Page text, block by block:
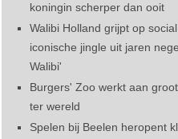
koningin scherper dan ooit
Walibi Holland grijpt op
iconische jingle uit jaren
Walibi'
Burgers' Zoo werkt aan
ter wereld
Spelen bij Beelen heropent